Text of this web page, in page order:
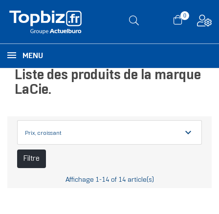
0
MENU
Liste des produits de la marque
LaCie.
Prix, croissant expand_more
Filtre
Affichage 1-14 of 14 article(s)